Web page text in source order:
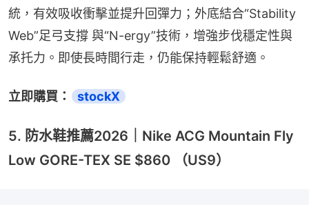
統，有效吸收衝擊並提升回彈力；外底結合“Stability
Web”足弓支撐 與“N-ergy”技術，增強步伐穩定性與
承托力。即使長時間行走，仍能保持輕鬆舒適。
立即購買： stockX
5. 防水鞋推薦2026｜Nike ACG Mountain Fly
Low GORE-TEX SE $860 （US9）